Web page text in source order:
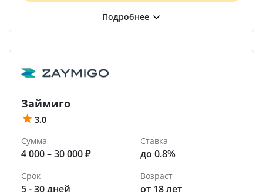
Займиго
3.0
Сумма
4 000 – 30 000 ₽
Ставка
до 0.8%
Срок
5 - 30 дней
Возраст
от 18 лет